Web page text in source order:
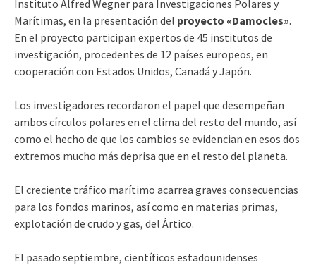
Instituto Alfred Wegner para Investigaciones Polares y
Marítimas, en la presentación del proyecto «Damocles».
En el proyecto participan expertos de 45 institutos de
investigación, procedentes de 12 países europeos, en
cooperación con Estados Unidos, Canadá y Japón.
Los investigadores recordaron el papel que desempeñan
ambos círculos polares en el clima del resto del mundo, así
como el hecho de que los cambios se evidencian en esos dos
extremos mucho más deprisa que en el resto del planeta.
El creciente tráfico marítimo acarrea graves consecuencias
para los fondos marinos, así como en materias primas,
explotación de crudo y gas, del Ártico.
El pasado septiembre, científicos estadounidenses